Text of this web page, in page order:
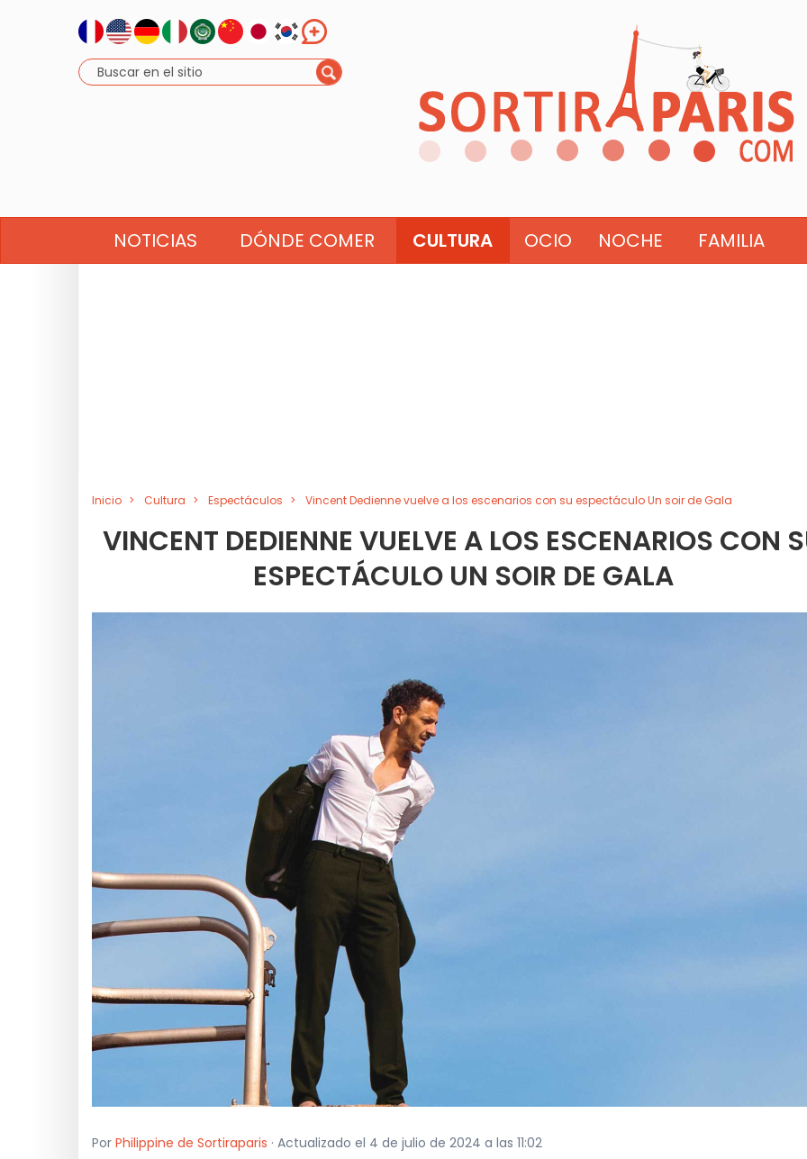
NOTICIAS DÓNDE COMER CULTURA OCIO NOCHE FAMILIA
Inicio Cultura Espectáculos Vincent Dedienne vuelve a los escenarios con su espectáculo Un soir de Gala
VINCENT DEDIENNE VUELVE A LOS ESCENARIOS CON
ESPECTÁCULO UN SOIR DE GALA
Por Philippine de Sortiraparis · Actualizado el 4 de julio de 2024 a las 11:02